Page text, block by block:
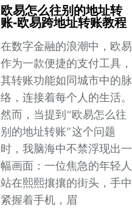
欧易怎么往别的地址转
账-欧易跨地址转账教程
在数字金融的浪潮中，欧易
作为一款便捷的支付工具，
其转账功能如同城市中的脉
络，连接着每个人的生活。
然而，当提到“欧易怎么往
别的地址转账”这个问题
时，我脑海中不禁浮现出一
幅画面：一位焦急的年轻人
站在熙熙攘攘的街头，手中
紧握着手机，眉